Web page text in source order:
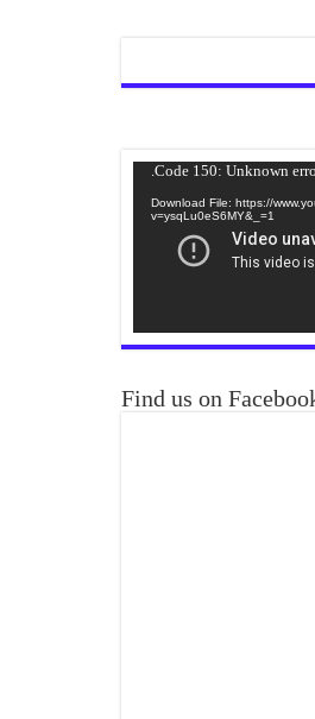
Code 150: Unknown
Download File: https://
v=ysqLu0eS6MY&_=1
Find us on